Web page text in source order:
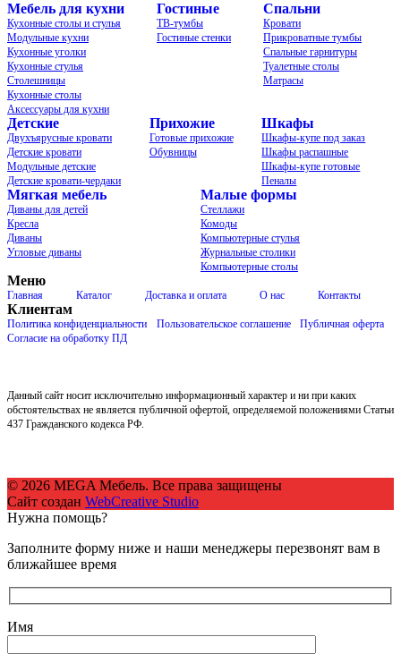
Мебель для кухни
Кухонные столы и стулья
Модульные кухни
Кухонные уголки
Кухонные стулья
Столешницы
Кухонные столы
Аксессуары для кухни
Гостиные
ТВ-тумбы
Гостиные стенки
Спальни
Кровати
Прикроватные тумбы
Спальные гарнитуры
Туалетные столы
Матрасы
Детские
Двухъярусные кровати
Детские кровати
Модульные детские
Детские кровати-чердаки
Прихожие
Готовые прихожие
Обувницы
Шкафы
Шкафы-купе под заказ
Шкафы распашные
Шкафы-купе готовые
Пеналы
Мягкая мебель
Диваны для детей
Кресла
Диваны
Угловые диваны
Малые формы
Стеллажи
Комоды
Компьютерные стулья
Журнальные столики
Компьютерные столы
Меню
Главная Каталог Доставка и оплата О нас Контакты
Клиентам
Политика конфиденциальности Пользовательское соглашение
Публичная оферта
Согласие на обработку ПД
Данный сайт носит исключительно информационный характер и ни при каких
обстоятельствах не является публичной офертой, определяемой положениями Статьи
437 Гражданского кодекса РФ.
© 2026 MEGA Мебель. Все права защищены
Сайт создан WebCreative Studio
Нужна помощь?
Заполните форму ниже и наши менеджеры перезвонят вам в
ближайшее время
Имя